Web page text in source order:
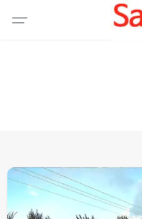
여행정보
생활정보